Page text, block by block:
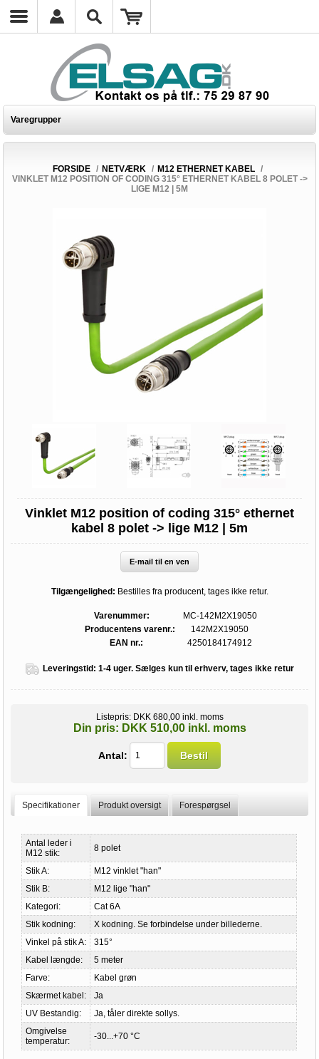
Varegrupper
FORSIDE / NETVÆRK / M12 ETHERNET KABEL /
VINKLET M12 POSITION OF CODING 315° ETHERNET KABEL 8 POLET ->
LIGE M12 | 5M
Vinklet M12 position of coding 315° ethernet
kabel 8 polet -> lige M12 | 5m
E-mail til en ven
Tilgængelighed: Bestilles fra producent, tages ikke retur.
Varenummer:
MC-142M2X19050
Producentens varenr.:
142M2X19050
EAN nr.:
4250184174912
Leveringstid: 1-4 uger. Sælges kun til erhverv, tages ikke retur
Listepris: DKK 680,00 inkl. moms
Din pris: DKK 510,00 inkl. moms
Antal: Bestil
Specifikationer Produkt oversigt Forespørgsel
Antal leder i
M12 stik:
8 polet
Stik A:
M12 vinklet "han"
Stik B:
M12 lige "han"
Kategori:
Cat 6A
Stik kodning:
X kodning. Se forbindelse under billederne.
Vinkel på stik A:
315°
Kabel længde:
5 meter
Farve:
Kabel grøn
Skærmet kabel:
Ja
UV Bestandig:
Ja, tåler direkte sollys.
Omgivelse
temperatur:
-30...+70 °C